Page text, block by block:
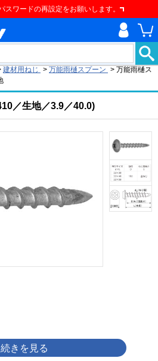
スワードの再設定をお願いします。
建材用ねじ > 万能雨樋スプーン > 万能雨樋ス
／生地／3.9／40.0)